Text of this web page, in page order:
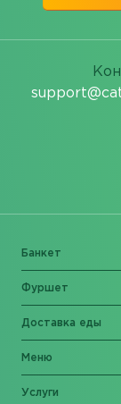
Банкет
Фуршет
Доставка еды
Меню
Услуги